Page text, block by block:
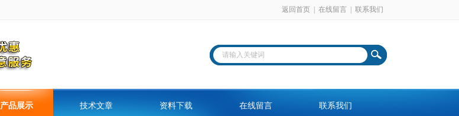
返回首页 在线留言 联系我们
产品展示 技术文章 资料下载 在线留言 联系我们